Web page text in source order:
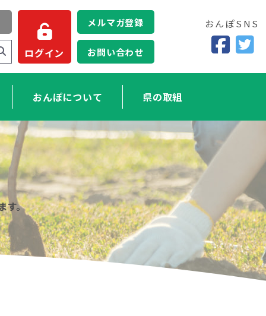
ログイン
おんぽについて 県の取組
メルマガ登録
お問い合わせ
おんぽSNS
す。